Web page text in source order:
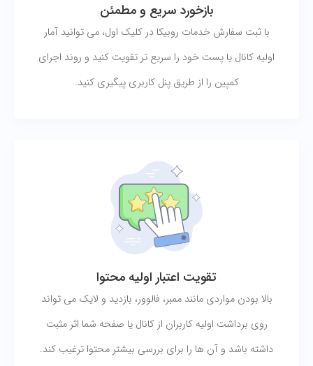
بازخورد سریع و مطمئن
با ثبت سفارش خدمات روبیکا در کلیک اول، می توانید آمار
اولیه کانال یا پست خود را سریع تر تقویت کنید و روند اجرای
کمپین را از طریق پنل کاربری پیگیری کنید.
تقویت اعتبار اولیه محتوا
بالا بودن مواردی مانند ممبر، فالوور، بازدید و لایک می تواند
روی برداشت اولیه کاربران از کانال یا صفحه شما اثر مثبت
داشته باشد و آن ها را برای بررسی بیشتر محتوا ترغیب کند.